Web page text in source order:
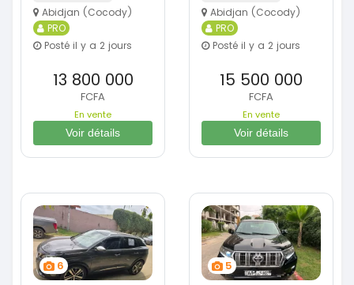
Abidjan (Cocody)
PRO
Posté il y a 2 jours
13 800 000
FCFA
En vente
Voir détails
Abidjan (Cocody)
PRO
Posté il y a 2 jours
15 500 000
FCFA
En vente
Voir détails
6 5